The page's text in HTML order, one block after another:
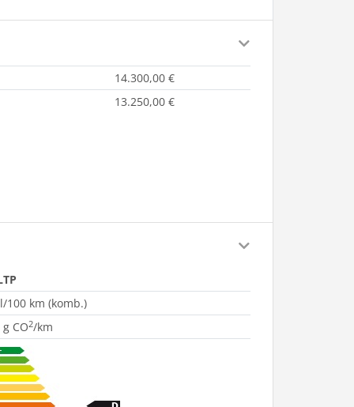
14.300,00 €
13.250,00 €
100 km (komb.)
CO2/km